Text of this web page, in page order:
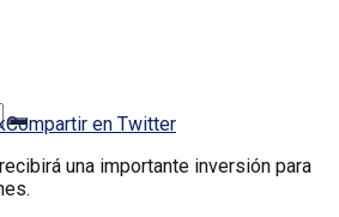
Compartir en Twitter
una importante inversión para